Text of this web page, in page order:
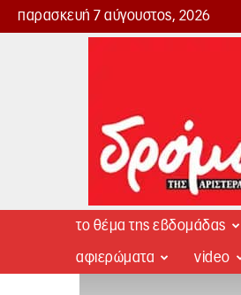
παρασκευή 7 αύγουστος, 2026
Δρόμος
το θέμα της εβδομάδας
αφιερώματα video